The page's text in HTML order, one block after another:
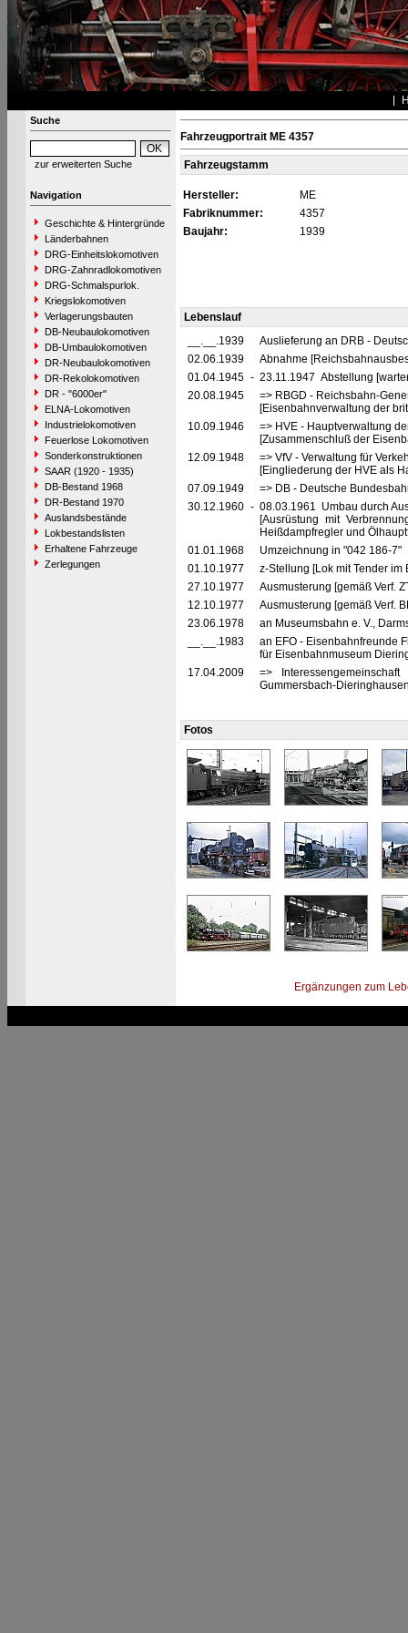
Suche
zur erweiterten Suche
Navigation
Geschichte & Hintergründe
Länderbahnen
DRG-Einheitslokomotiven
DRG-Zahnradlokomotiven
DRG-Schmalspurlok.
Kriegslokomotiven
Verlagerungsbauten
DB-Neubaulokomotiven
DB-Umbaulokomotiven
DR-Neubaulokomotiven
DR-Rekolokomotiven
DR - "6000er"
ELNA-Lokomotiven
Industrielokomotiven
Feuerlose Lokomotiven
Sonderkonstruktionen
SAAR (1920 - 1935)
DB-Bestand 1968
DR-Bestand 1970
Auslandsbestände
Lokbestandslisten
Erhaltene Fahrzeuge
Zerlegungen
Fahrzeugportrait ME 4357
Fahrzeugstamm
Hersteller:
ME
Fabriknummer:
4357
Baujahr:
1939
Lebenslauf
__.__.1939
Auslieferung an DRB -
02.06.1939
Abnahme
01.04.1945 - 23.11.1947 Abstellung
20.08.1945
=> RBGD - Reichsbahn-
[Eisenbahnverwaltung der
10.09.1946
=> HVE - Hauptverwaltung
[Zusammenschluß der
12.09.1948
=> VfV - Verwaltung für
[Eingliederung der HVE als
07.09.1949
=> DB - Deutsche
30.12.1960 - 08.03.1961 Umbau durch
[Ausrüstung mit
Heißdampfregler und
01.01.1968
Umzeichnung in "042 186-7"
01.10.1977
z-Stellung [Lok mit Tender im
27.10.1977
Ausmusterung [gemäß Verf.
12.10.1977
Ausmusterung [gemäß Verf.
23.06.1978
an Museumsbahn e. V.,
__.__.1983
an EFO - Eisenbahnfreunde
für Eisenbahnmuseum
17.04.2009
=>
Gummersbach-
Fotos
Ergänzungen zum